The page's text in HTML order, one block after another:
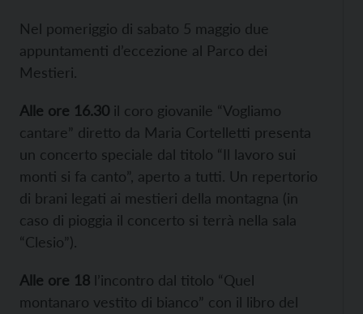
Nel pomeriggio di sabato 5 maggio due
appuntamenti d’eccezione al Parco dei
Mestieri.
Alle ore 16.30 il coro giovanile “Vogliamo
cantare” diretto da Maria Cortelletti presenta
un concerto speciale dal titolo “Il lavoro sui
monti si fa canto”, aperto a tutti. Un repertorio
di brani legati ai mestieri della montagna (in
caso di pioggia il concerto si terrà nella sala
“Clesio”).
Alle ore 18 l’incontro dal titolo “Quel
montanaro vestito di bianco” con il libro del